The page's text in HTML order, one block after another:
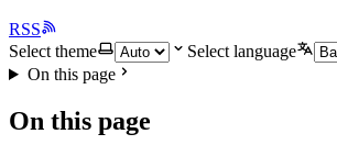
RSS
Select theme
Select language
On this page
On this page